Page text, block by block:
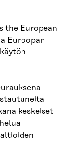
the European
Euroopan
keskeiset